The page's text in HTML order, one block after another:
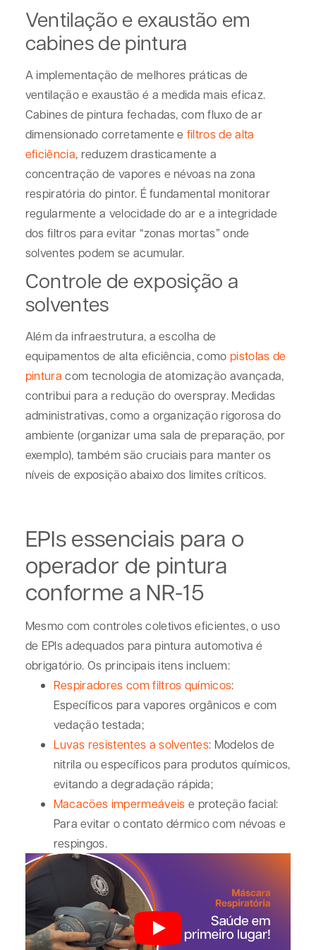
Ventilação e exaustão em
cabines de pintura
A implementação de melhores práticas de
ventilação e exaustão é a medida mais eficaz.
Cabines de pintura fechadas, com fluxo de ar
dimensionado corretamente e filtros de alta
eficiência, reduzem drasticamente a
concentração de vapores e névoas na zona
respiratória do pintor. É fundamental monitorar
regularmente a velocidade do ar e a integridade
dos filtros para evitar “zonas mortas” onde
solventes podem se acumular.
Controle de exposição a
solventes
Além da infraestrutura, a escolha de
equipamentos de alta eficiência, como pistolas de
pintura com tecnologia de atomização avançada,
contribui para a redução do overspray. Medidas
administrativas, como a organização rigorosa do
ambiente (organizar uma sala de preparação, por
exemplo), também são cruciais para manter os
níveis de exposição abaixo dos limites críticos.
EPIs essenciais para o
operador de pintura
conforme a NR-15
Mesmo com controles coletivos eficientes, o uso
de EPIs adequados para pintura automotiva é
obrigatório. Os principais itens incluem:
Respiradores com filtros químicos:
Específicos para vapores orgânicos e com
vedação testada;
Luvas resistentes a solventes: Modelos de
nitrila ou específicos para produtos químicos,
evitando a degradação rápida;
Macacões impermeáveis e proteção facial:
Para evitar o contato dérmico com névoas e
respingos.